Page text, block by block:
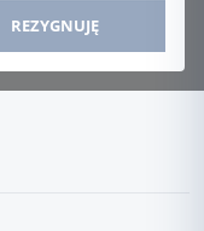
REZYGNUJĘ